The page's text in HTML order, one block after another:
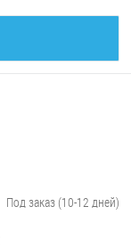
Под заказ (10-12 дней)